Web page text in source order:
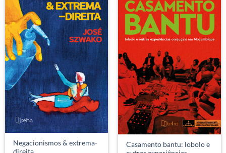
Negacionismos & extrema-
direita
Casamento bantu: lobolo e